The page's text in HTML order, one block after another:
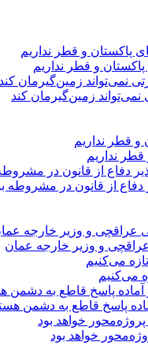
و قطر نداریم
زمین‌گیرمان کند
قطر نداریم
از قانون در مشروطه
و وزیر خارجه عمان
می‌کنیم
پاسخ قاطع به دشمن
خواهد بود